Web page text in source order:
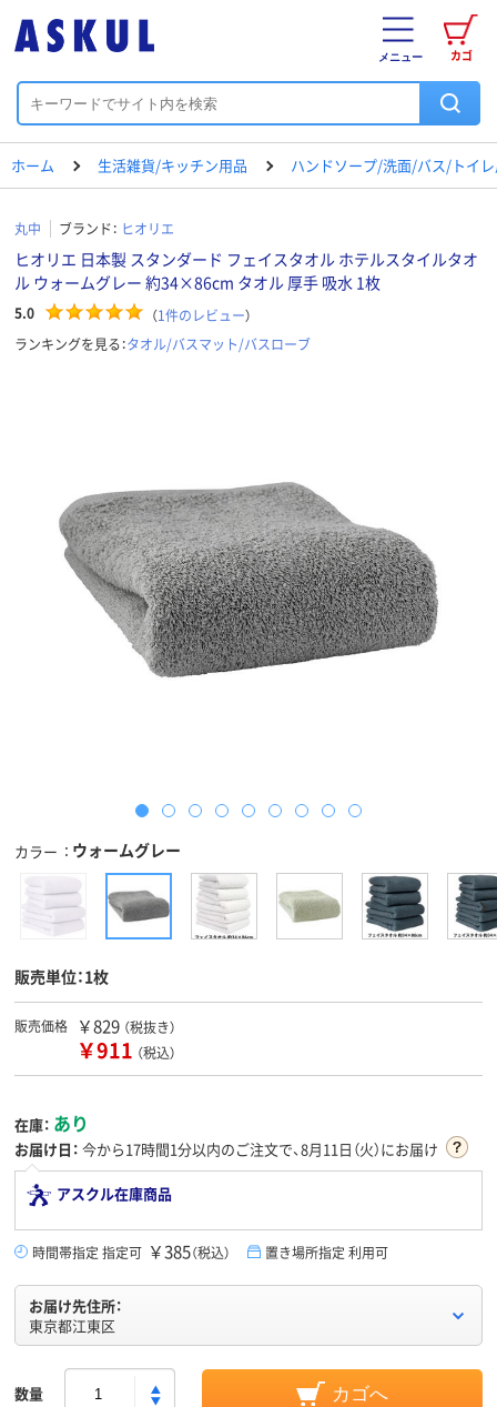
カゴ
メニュー
ホーム 生活雑貨/キッチン用品 ハンドソープ/洗面/バス/トイ
丸中 ブランド： ヒオリエ
ヒオリエ 日本製 スタンダード フェイスタオル ホテルスタイルタオ
ル ウォームグレー 約34×86cm タオル 厚手 吸水 1枚
5.0 （1件のレビュー）
ランキングを見る：タオル/バスマット/バスローブ
カラー ウォームグレー
販売単位：1枚
販売価格 ￥829 （税抜き）
￥911 （税込）
在庫： あり
お届け日： 今から17時間1分以内のご注文で、8月11日（火）にお届け
アスクル在庫商品
時間帯指定 指定可 ￥385（税込） 置き場所指定 利用可
お届け先住所：
東京都江東区
数量 カゴへ